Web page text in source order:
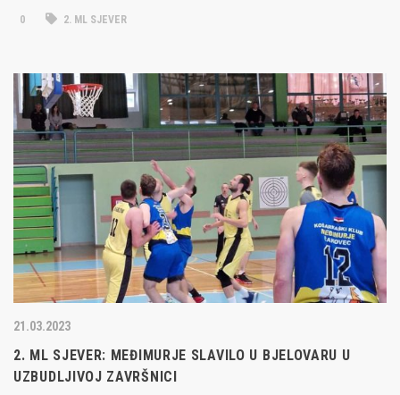
0 2. ML SJEVER
21.03.2023
2. ML SJEVER: MEĐIMURJE SLAVILO U BJELOVARU U
UZBUDLJIVOJ ZAVRŠNICI